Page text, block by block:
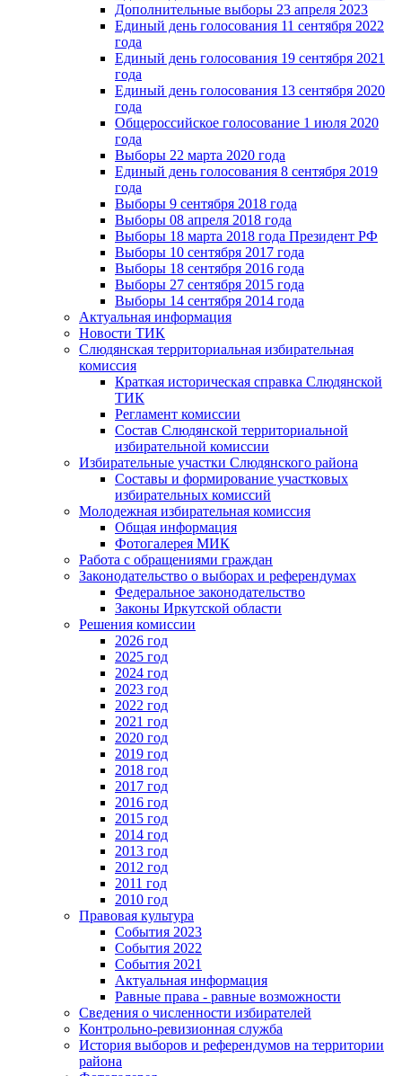
Дополнительные выборы 23 апреля 2023
Единый день голосования 11 сентября 2022
года
Единый день голосования 19 сентября 2021
года
Единый день голосования 13 сентября 2020
года
Общероссийское голосование 1 июля 2020
года
Выборы 22 марта 2020 года
Единый день голосования 8 сентября 2019
года
Выборы 9 сентября 2018 года
Выборы 08 апреля 2018 года
Выборы 18 марта 2018 года Президент РФ
Выборы 10 сентября 2017 года
Выборы 18 сентября 2016 года
Выборы 27 сентября 2015 года
Выборы 14 сентября 2014 года
Актуальная информация
Новости ТИК
Слюдянская территориальная избирательная
комиссия
Краткая историческая справка Слюдянской
ТИК
Регламент комиссии
Состав Слюдянской территориальной
избирательной комиссии
Избирательные участки Слюдянского района
Составы и формирование участковых
избирательных комиссий
Молодежная избирательная комиссия
Общая информация
Фотогалерея МИК
Работа с обращениями граждан
Законодательство о выборах и референдумах
Федеральное законодательство
Законы Иркутской области
Решения комиссии
2026 год
2025 год
2024 год
2023 год
2022 год
2021 год
2020 год
2019 год
2018 год
2017 год
2016 год
2015 год
2014 год
2013 год
2012 год
2011 год
2010 год
Правовая культура
События 2023
События 2022
События 2021
Актуальная информация
Равные права - равные возможности
Сведения о численности избирателей
Контрольно-ревизионная служба
История выборов и референдумов на территории
района